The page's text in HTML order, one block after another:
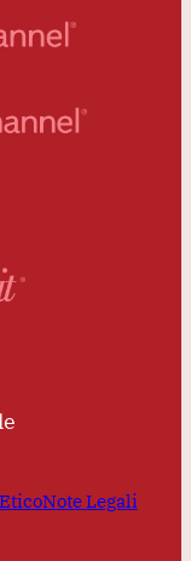
Note Legali